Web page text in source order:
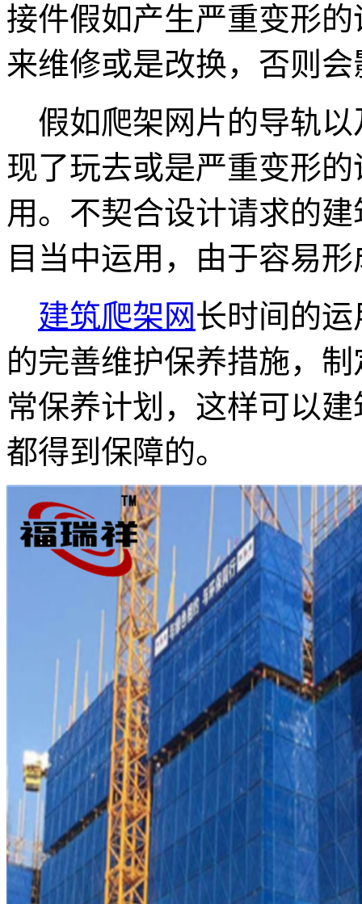
接件假如产生严重变形
来维修或是改换，否则
假如爬架网片的导轨以
现了玩去或是严重变形
用。不契合设计请求的
目当中运用，由于容易
建筑爬架网长时间的
的完善维护保养措施，
常保养计划，这样可以
都得到保障的。